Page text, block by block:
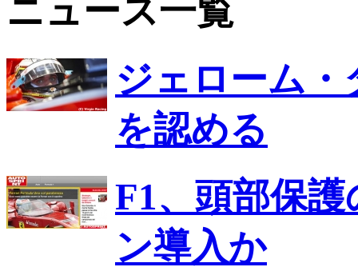
ニュース一覧
ジェローム
を認める
F1、頭部保
ン導入か